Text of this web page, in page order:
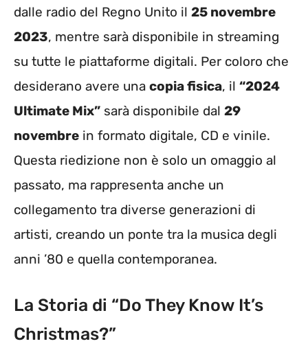
dalle radio del Regno Unito il 25 novembre
2023, mentre sarà disponibile in streaming
su tutte le piattaforme digitali. Per coloro che
desiderano avere una copia fisica, il “2024
Ultimate Mix” sarà disponibile dal 29
novembre in formato digitale, CD e vinile.
Questa riedizione non è solo un omaggio al
passato, ma rappresenta anche un
collegamento tra diverse generazioni di
artisti, creando un ponte tra la musica degli
anni ’80 e quella contemporanea.
La Storia di “Do They Know It’s
Christmas?”